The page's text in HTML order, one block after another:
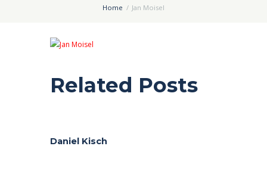
Home Jan Moisel
Related Posts
Daniel Kisch